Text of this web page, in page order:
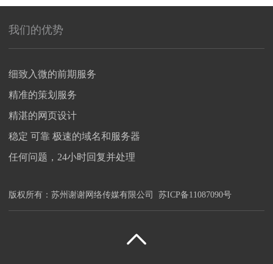
我们的优势
细致入微的前期服务
精准的策划服务
精湛的网页设计
稳定 可靠 极速的域名和服务器
任何问题，24小时回复并处理
版权所有： 苏州谢谢网络传媒有限公司 苏ICP备11087090号